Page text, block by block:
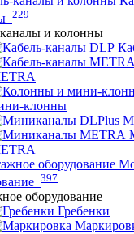
229
и колонны
клонны
397
оборудование
Гребенки